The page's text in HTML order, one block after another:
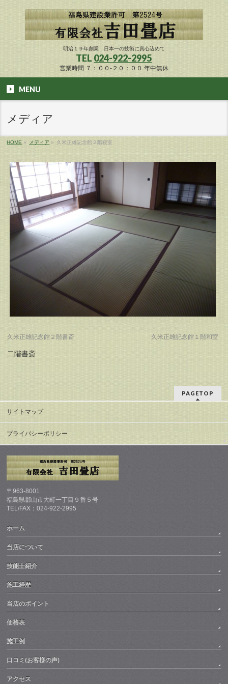
明治１９年創業 日本一の技術に真心込めて
TEL 024-922-2995
営業時間 ７：００-２０：００ 年中無休
MENU
メディア
HOME » メディア » 久米正雄記念館２階寝室
久米正雄記念館２階書斎 久米正雄記念館１階和室
二階書斎
PAGETOP
サイトマップ
プライバシーポリシー
〒963-8001
福島県郡山市大町一丁目９番５号
TEL/FAX：024-922-2995
ホーム
当店について
技能士紹介
施工経歴
当店のポイント
価格表
施工例
口コミ(お客様の声)
アクセス